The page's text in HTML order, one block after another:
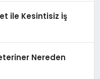
ile Kesintisiz İş
Nereden